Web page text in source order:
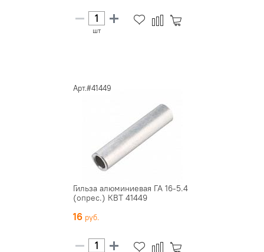
шт
Арт.#41449
Гильза алюминиевая ГА 16-5.4
(опрес.) КВТ 41449
16